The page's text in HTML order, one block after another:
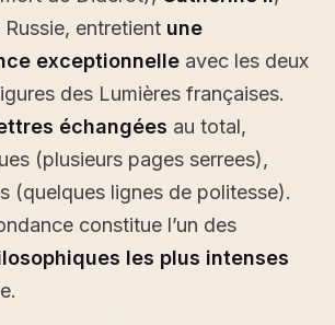
entretient une
exceptionnelle avec les deux
des Lumières françaises.
échangées au total,
(plusieurs pages serrees),
(quelques lignes de politesse).
constitue l’un des
les plus intenses